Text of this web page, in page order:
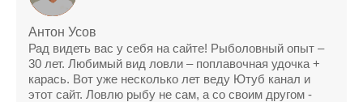
"удачный" прогноз клева, разочарован
Сегодняшний прогноз клева позволил мне
успешно поймать крупную щуку.
Антон Усов
Рад видеть вас у себя на сайте! Рыболовный опыт –
30 лет. Любимый вид ловли – поплавочная удочка +
карась. Вот уже несколько лет веду Ютуб канал и
этот сайт. Ловлю рыбу не сам, а со своим другом -